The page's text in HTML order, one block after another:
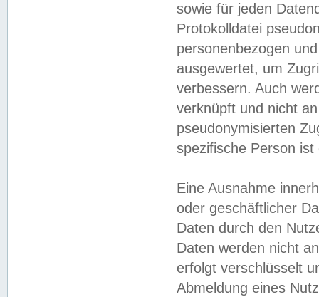
sowie für jeden
Protokolldatei
personenbezogen
ausgewertet, um
verbessern. Auch
verknüpft und nicht
pseudonymisierten
spezifische Person
Eine Ausnahme
oder geschäftlicher
Daten durch den
Daten werden nicht
erfolgt verschlüsselt
Abmeldung eines